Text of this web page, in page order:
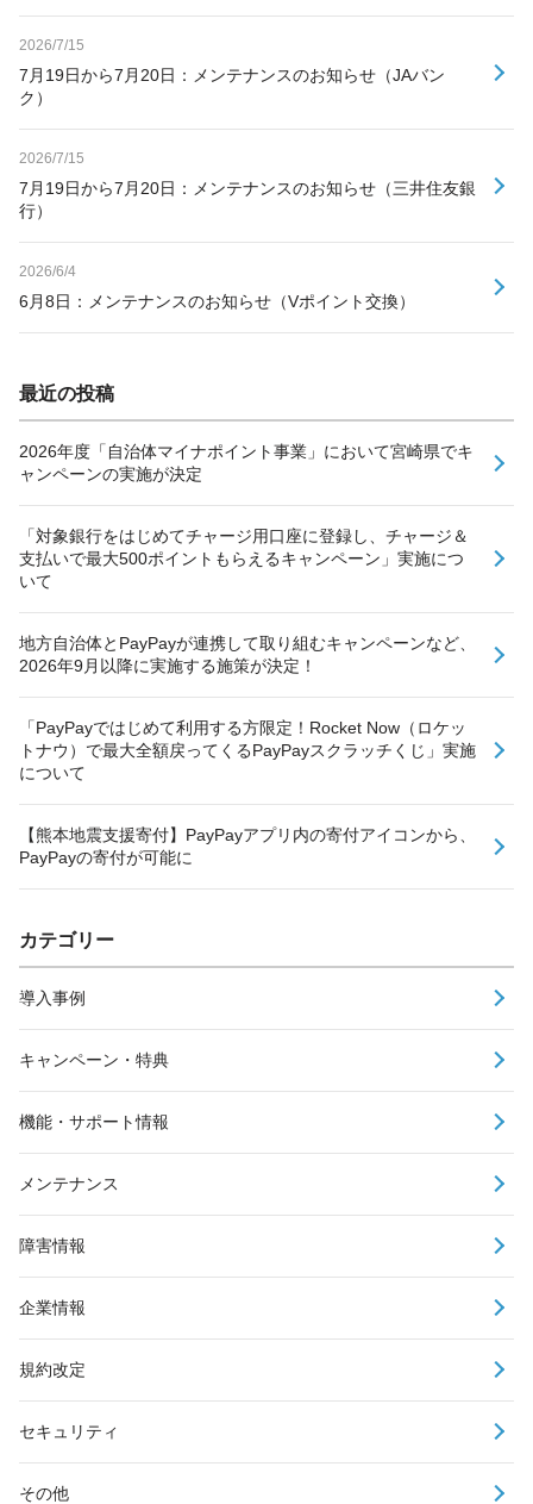
2026/7/15
7月19日から7月20日：メンテナンスのお知らせ（JAバン
ク）
2026/7/15
7月19日から7月20日：メンテナンスのお知らせ（三井住友銀
行）
2026/6/4
6月8日：メンテナンスのお知らせ（Vポイント交換）
最近の投稿
2026年度「自治体マイナポイント事業」において宮崎県でキ
ャンペーンの実施が決定
「対象銀行をはじめてチャージ用口座に登録し、チャージ＆
支払いで最大500ポイントもらえるキャンペーン」実施につ
いて
地方自治体とPayPayが連携して取り組むキャンペーンなど、
2026年9月以降に実施する施策が決定！
「PayPayではじめて利用する方限定！Rocket Now（ロケッ
トナウ）で最大全額戻ってくるPayPayスクラッチくじ」実施
について
【熊本地震支援寄付】PayPayアプリ内の寄付アイコンから、
PayPayの寄付が可能に
カテゴリー
導入事例
キャンペーン・特典
機能・サポート情報
メンテナンス
障害情報
企業情報
規約改定
セキュリティ
その他